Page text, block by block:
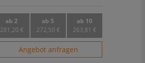
ab 2
281,20 €
ab 5
272,50 €
ab 10
263,81 €
Angebot anfragen